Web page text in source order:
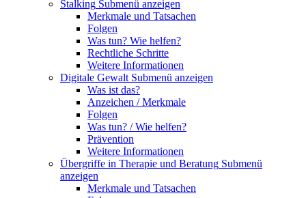
Stalking Submenü anzeigen
Merkmale und Tatsachen
Folgen
Was tun? Wie helfen?
Rechtliche Schritte
Weitere Informationen
Digitale Gewalt Submenü anzeigen
Was ist das?
Anzeichen / Merkmale
Folgen
Was tun? / Wie helfen?
Prävention
Weitere Informationen
Übergriffe in Therapie und Beratung Submenü
anzeigen
Merkmale und Tatsachen